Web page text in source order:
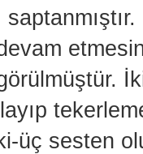
üç sesten